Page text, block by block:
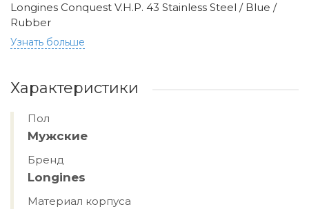
Longines Conquest V.H.P. 43 Stainless Steel / Blue /
Rubber
Узнать больше
Характеристики
Пол
Мужские
Бренд
Longines
Материал корпуса